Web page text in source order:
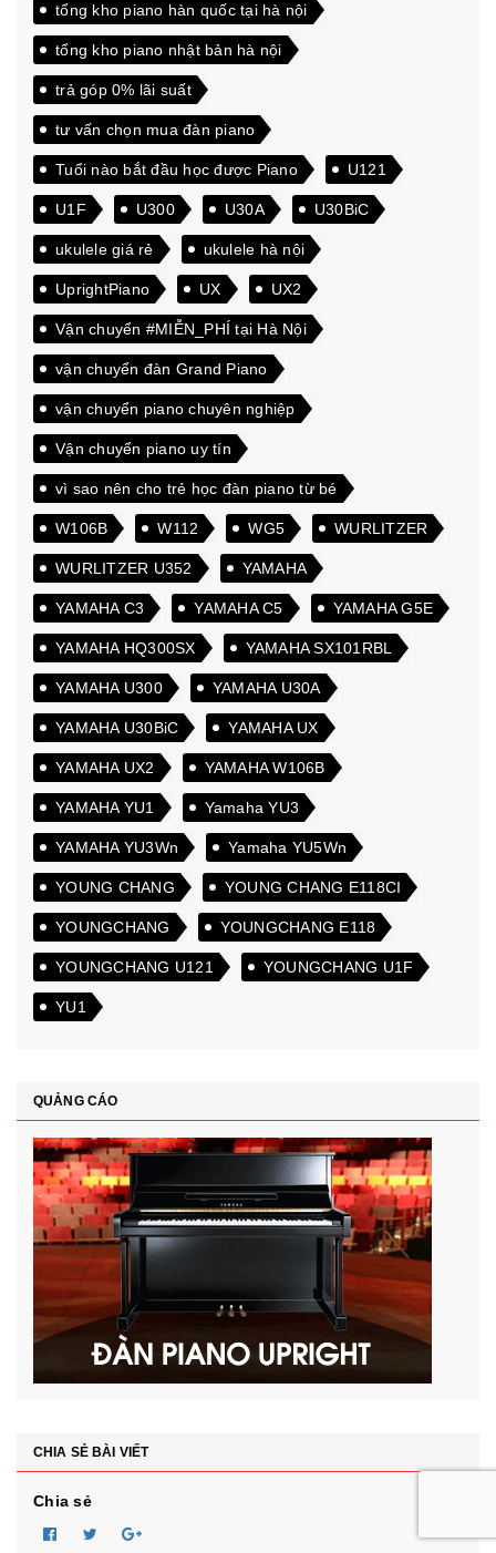
tổng kho piano hàn quốc tại hà nội
tổng kho piano nhật bản hà nội
trả góp 0% lãi suất
tư vấn chọn mua đàn piano
Tuổi nào bắt đầu học được Piano U121
U1F U300 U30A U30BiC
ukulele giá rẻ ukulele hà nội
UprightPiano UX UX2
Vận chuyển #MIỄN_PHÍ tại Hà Nội
vận chuyển đàn Grand Piano
vận chuyển piano chuyên nghiệp
Vận chuyển piano uy tín
vì sao nên cho trẻ học đàn piano từ bé
W106B W112 WG5 WURLITZER
WURLITZER U352 YAMAHA
YAMAHA C3 YAMAHA C5 YAMAHA G5E
YAMAHA HQ300SX YAMAHA SX101RBL
YAMAHA U300 YAMAHA U30A
YAMAHA U30BiC YAMAHA UX
YAMAHA UX2 YAMAHA W106B
YAMAHA YU1 Yamaha YU3
YAMAHA YU3Wn Yamaha YU5Wn
YOUNG CHANG YOUNG CHANG E118CI
YOUNGCHANG YOUNGCHANG E118
YOUNGCHANG U121 YOUNGCHANG U1F
YU1
QUẢNG CÁO
CHIA SẺ BÀI VIẾT
Chia sẻ